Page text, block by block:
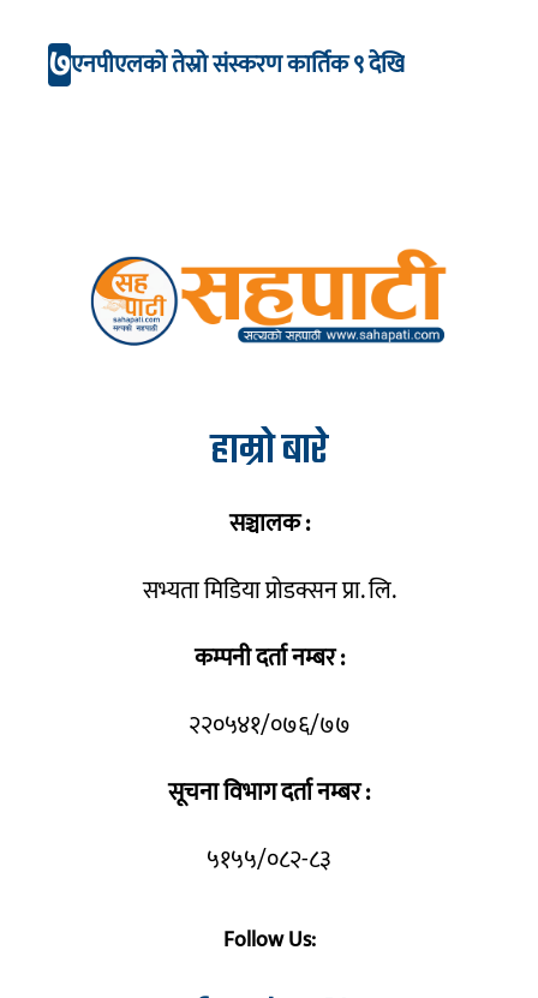
७एनपीएलको तेस्रो संस्करण कार्तिक ९ देखि
हाम्रो बारे
सञ्चालक :
सभ्यता मिडिया प्रोडक्सन प्रा. लि.
कम्पनी दर्ता नम्बर :
२२०५४१/०७६/७७
सूचना विभाग दर्ता नम्बर :
५१५५/०८२-८३
Follow Us: